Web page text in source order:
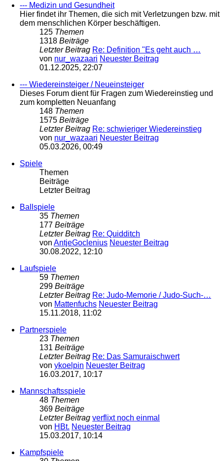
--- Medizin und Gesundheit
Hier findet ihr Themen, die sich mit Verletzungen bzw. mit
dem menschlichen Körper beschäftigen.
125 Themen
1318 Beiträge
Letzter Beitrag Re: Definition "Es geht auch …
von nur_wazaari Neuester Beitrag
01.12.2025, 22:07
--- Wiedereinsteiger / Neueinsteiger
Dieses Forum dient für Fragen zum Wiedereinstieg und
zum kompletten Neuanfang
148 Themen
1575 Beiträge
Letzter Beitrag Re: schwieriger Wiedereinstieg
von nur_wazaari Neuester Beitrag
05.03.2026, 00:49
Spiele
Themen
Beiträge
Letzter Beitrag
Ballspiele
35 Themen
177 Beiträge
Letzter Beitrag Re: Quidditch
von AntjeGoclenius Neuester Beitrag
30.08.2022, 12:10
Laufspiele
59 Themen
299 Beiträge
Letzter Beitrag Re: Judo-Memorie / Judo-Such-…
von Mattenfuchs Neuester Beitrag
15.11.2018, 11:02
Partnerspiele
23 Themen
131 Beiträge
Letzter Beitrag Re: Das Samuraischwert
von ykoelpin Neuester Beitrag
16.03.2017, 10:17
Mannschaftsspiele
48 Themen
369 Beiträge
Letzter Beitrag verflixt noch einmal
von HBt. Neuester Beitrag
15.03.2017, 10:14
Kampfspiele